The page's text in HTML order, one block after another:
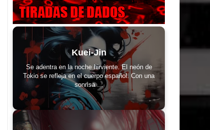
Kuei-Jin
Se adentra en la noche hirviente. El neón de
Tokio se refleja en el cuerpo español. Con una
sonrisa ...